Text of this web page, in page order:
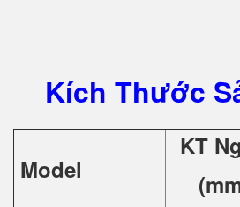
Kích Thước
Model
KT